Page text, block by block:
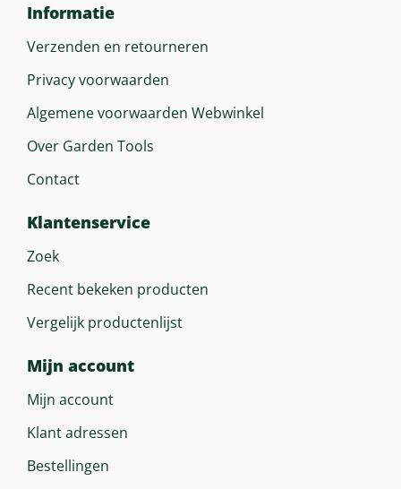
Informatie
Verzenden en retourneren
Privacy voorwaarden
Algemene voorwaarden Webwinkel
Over Garden Tools
Contact
Klantenservice
Zoek
Recent bekeken producten
Vergelijk productenlijst
Mijn account
Mijn account
Klant adressen
Bestellingen